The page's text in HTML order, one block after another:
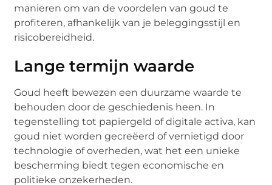
manieren om van de voordelen van goud te
profiteren, afhankelijk van je beleggingsstijl en
risicobereidheid.
Lange termijn waarde
Goud heeft bewezen een duurzame waarde te
behouden door de geschiedenis heen. In
tegenstelling tot papiergeld of digitale activa, kan
goud niet worden gecreëerd of vernietigd door
technologie of overheden, wat het een unieke
bescherming biedt tegen economische en
politieke onzekerheden.